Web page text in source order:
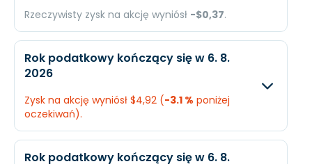
Dochód N/A
EPS N/A
Rzeczywisty zysk na akcję wyniósł -$0,37.
Przychody
Dochód N/A
EPS N/A -
Rok podatkowy kończący się w 6. 8.
2026
Zysk na akcję wyniósł $4,92 (-3.1 % poniżej
oczekiwań).
Rok podatkowy kończący się w 6. 8.